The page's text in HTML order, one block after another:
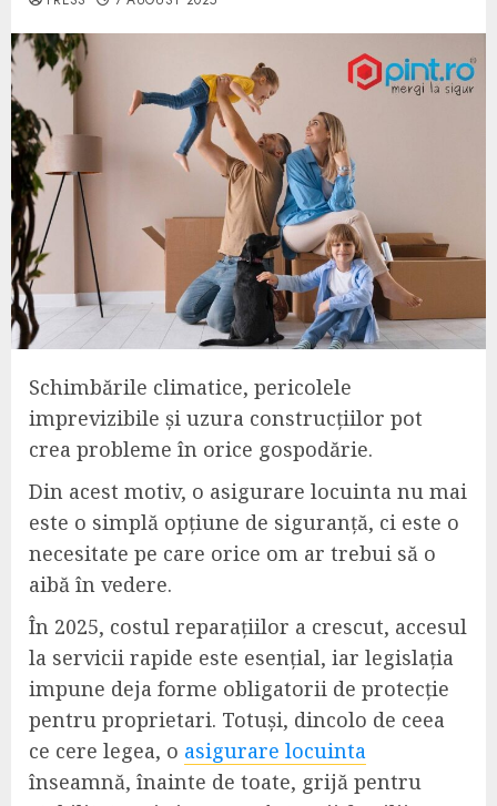
Schimbările climatice, pericolele
imprevizibile și uzura construcțiilor pot
crea probleme în orice gospodărie.
Din acest motiv, o asigurare locuinta nu mai
este o simplă opțiune de siguranță, ci este o
necesitate pe care orice om ar trebui să o
aibă în vedere.
În 2025, costul reparațiilor a crescut, accesul
la servicii rapide este esențial, iar legislația
impune deja forme obligatorii de protecție
pentru proprietari. Totuși, dincolo de ceea
ce cere legea, o asigurare locuinta
înseamnă, înainte de toate, grijă pentru